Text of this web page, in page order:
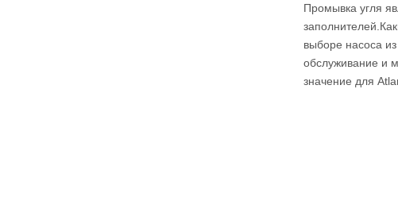
Промывка угля
заполнителей. Как
выборе насоса
обслуживание и
значение для